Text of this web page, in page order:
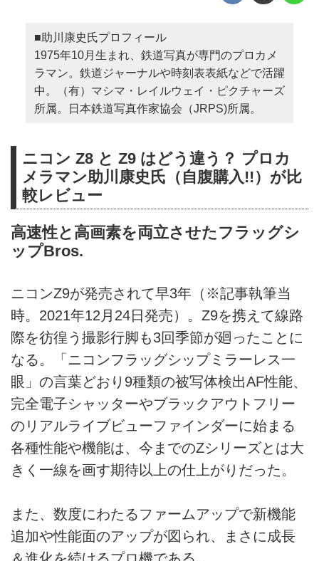
■助川康史氏プロフィール
1975年10月生まれ、鉄道写真が専門のプロカメ
ラマン。鉄道ジャーナルや時刻表表紙などで活躍
中。（有）マシマ・レイルウェイ・ピクチャーズ
所属。日本鉄道写真作家協会（JRPS)所属。
ニコン Z8 と Z9 はどう違う？ プロカ
メラマン助川康史氏（自腹購入!!）が比
較レビュー
高速性と高画素を両立させたフラッグシ
ップBros.
ニコンZ9が発売されて早3年（※記事執筆当
時。2021年12月24日発売）。Z9を携えて線路
際を彷徨う撮影行脚も3回季節が廻ったことに
なる。「ニコンフラッグシップミラーレス一
眼」の言葉どおり9種類の被写体検出AF性能、
完全電子シャッターやブラックアウトフリー
のリアルライブビューファインダーに始まる
各種性能や機能は、今までのZシリーズとは大
きく一線を画す期待以上の仕上がりだった。
また、数度にわたるファームアップで新機能
追加や性能面のアップが図られ、まさに成長